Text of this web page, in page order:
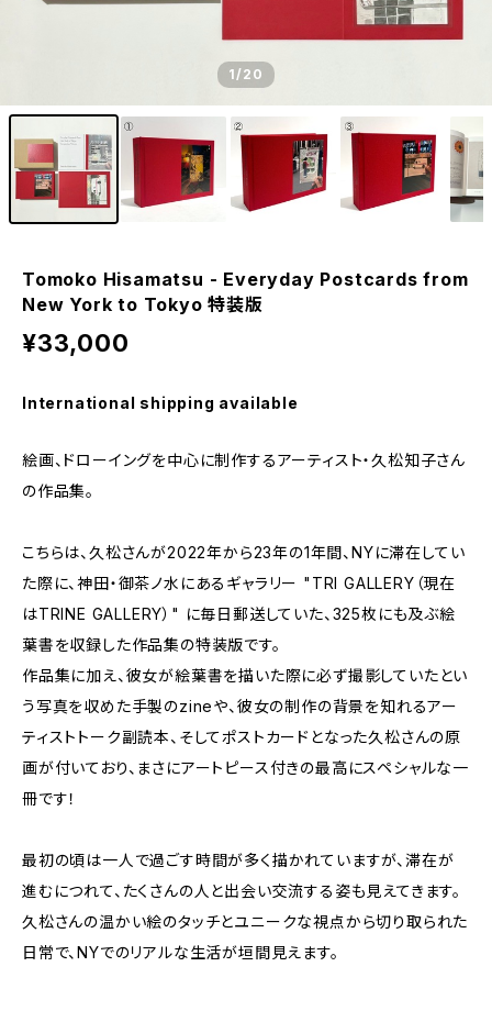
1/20
Tomoko Hisamatsu - Everyday Postcards from
New York to Tokyo 特装版
¥33,000
International shipping available
絵画、ドローイングを中心に制作するアーティスト・久松知子さん
の作品集。
こちらは、久松さんが2022年から23年の1年間、NYに滞在してい
た際に、神田・御茶ノ水にあるギャラリー "TRI GALLERY（現在
はTRINE GALLERY）" に毎日郵送していた、325枚にも及ぶ絵
葉書を収録した作品集の特装版です。
作品集に加え、彼女が絵葉書を描いた際に必ず撮影していたとい
う写真を収めた手製のzineや、彼女の制作の背景を知れるアー
ティストトーク副読本、そしてポストカードとなった久松さんの原
画が付いており、まさにアートピース付きの最高にスペシャルな一
冊です！
最初の頃は一人で過ごす時間が多く描かれていますが、滞在が
進むにつれて、たくさんの人と出会い交流する姿も見えてきます。
久松さんの温かい絵のタッチとユニークな視点から切り取られた
日常で、NYでのリアルな生活が垣間見えます。